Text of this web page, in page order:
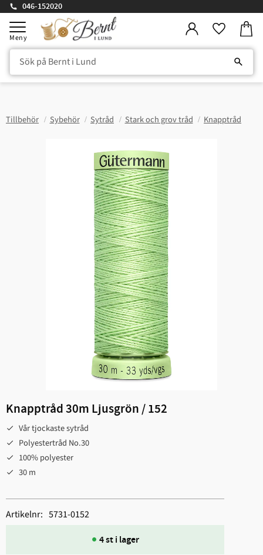
Meny
046-152020
Tillbehör Sybehör Sytråd Stark och grov tråd Knapptråd
Knapptråd 30m Ljusgrön / 152
Vår tjockaste sytråd
Polyestertråd No.30
100% polyester
30 m
4 st i lager
Artikelnr 5731-0152